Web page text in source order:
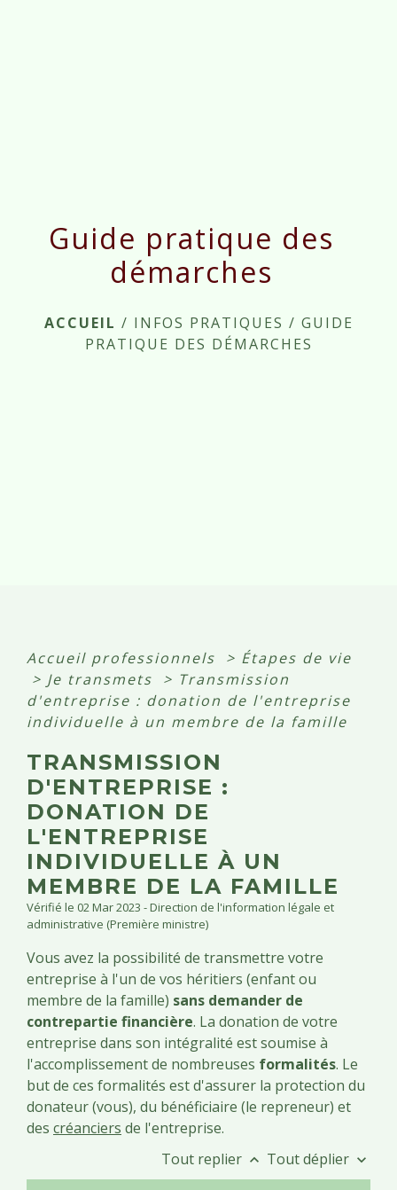
Guide pratique des
démarches
ACCUEIL / INFOS PRATIQUES / GUIDE
PRATIQUE DES DÉMARCHES
Accueil professionnels > Étapes de vie
> Je transmets > Transmission
d'entreprise : donation de l'entreprise
individuelle à un membre de la famille
TRANSMISSION
D'ENTREPRISE :
DONATION DE
L'ENTREPRISE
INDIVIDUELLE À UN
MEMBRE DE LA FAMILLE
Vérifié le 02 Mar 2023 - Direction de l'information légale et
administrative (Première ministre)
Vous avez la possibilité de transmettre votre
entreprise à l'un de vos héritiers (enfant ou
membre de la famille) sans demander de
contrepartie financière. La donation de votre
entreprise dans son intégralité est soumise à
l'accomplissement de nombreuses formalités. Le
but de ces formalités est d'assurer la protection du
donateur (vous), du bénéficiaire (le repreneur) et
des créanciers de l'entreprise.
Tout replier keyboard_arrow_up Tout déplier keyboard_arrow_down